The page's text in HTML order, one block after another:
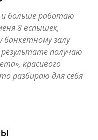
и больше работаю
8 вспышек,
банкетному залу
получаю
красивого
разбираю для себя